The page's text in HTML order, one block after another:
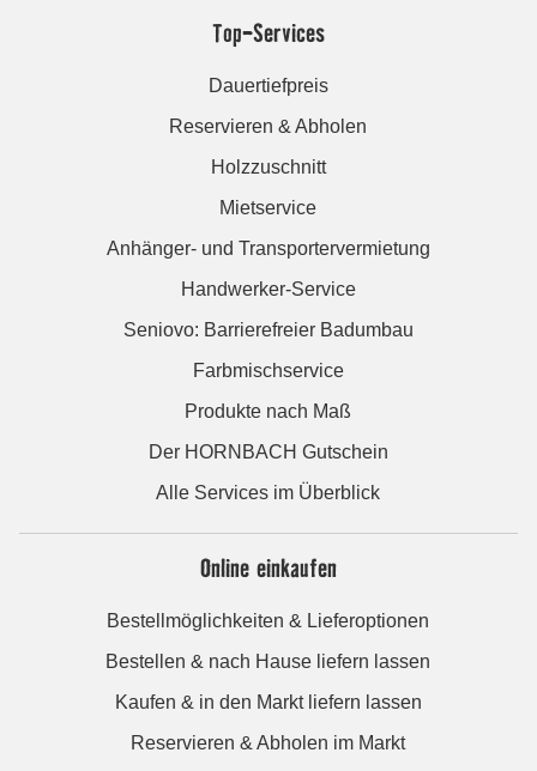
Top-Services
Dauertiefpreis
Reservieren & Abholen
Holzzuschnitt
Mietservice
Anhänger- und Transportervermietung
Handwerker-Service
Seniovo: Barrierefreier Badumbau
Farbmischservice
Produkte nach Maß
Der HORNBACH Gutschein
Alle Services im Überblick
Online einkaufen
Bestellmöglichkeiten & Lieferoptionen
Bestellen & nach Hause liefern lassen
Kaufen & in den Markt liefern lassen
Reservieren & Abholen im Markt